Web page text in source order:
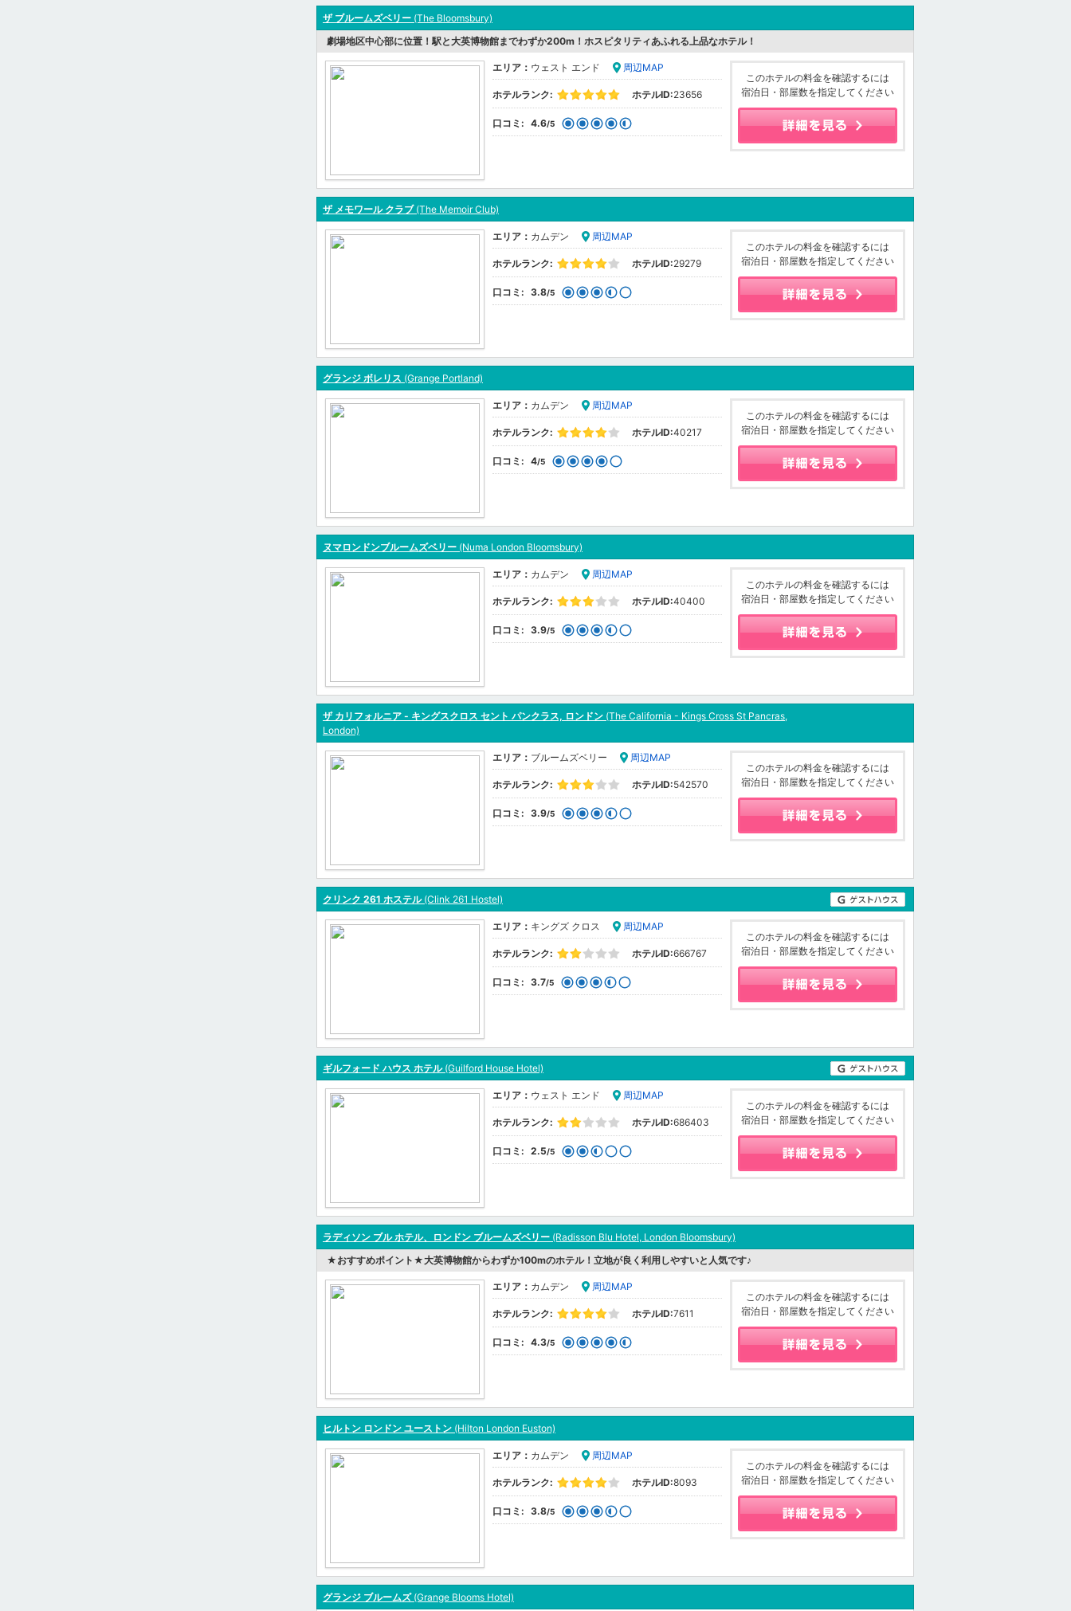
ザ ブルームズベリー (The Bloomsbury)
劇場地区中心部に位置！駅と大英博物館までわずか200m！ホスピタリティあふれる上品なホテル！
エリア： ウェスト エンド 周辺MAP
ホテルランク: ホテルID:23656
口コミ: 4.6/5
このホテルの料金を確認するには
宿泊日・部屋数を指定してください
ザ メモワール クラブ(The Memoir Club)
エリア： カムデン 周辺MAP
ホテルランク: ホテルID:29279
口コミ: 3.8/5
このホテルの料金を確認するには
宿泊日・部屋数を指定してください
グランジ ボレリス (Grange Portland)
エリア： カムデン 周辺MAP
ホテルランク: ホテルID:40217
口コミ: 4/5
このホテルの料金を確認するには
宿泊日・部屋数を指定してください
ヌマロンドンブルームズベリー (Numa London Bloomsbury)
エリア： カムデン 周辺MAP
ホテルランク: ホテルID:40400
口コミ: 3.9/5
このホテルの料金を確認するには
宿泊日・部屋数を指定してください
ザ カリフォルニア - キングスクロス セント パンクラス, ロンドン (The California - Kings Cross St Pancras,
London)
エリア： ブルームズベリー 周辺MAP
ホテルランク: ホテルID:542570
口コミ: 3.9/5
このホテルの料金を確認するには
宿泊日・部屋数を指定してください
クリンク 261 ホステル(Clink 261 Hostel)
エリア： キングズ クロス 周辺MAP
ホテルランク: ホテルID:666767
口コミ: 3.7/5
このホテルの料金を確認するには
宿泊日・部屋数を指定してください
ギルフォード ハウス ホテル(Guilford House Hotel)
エリア： ウェスト エンド 周辺MAP
ホテルランク: ホテルID:686403
口コミ: 2.5/5
このホテルの料金を確認するには
宿泊日・部屋数を指定してください
ラディソン ブル ホテル、ロンドン ブルームズベリー (Radisson Blu Hotel, London Bloomsbury)
★おすすめポイント★大英博物館からわずか100mのホテル！立地が良く利用しやすいと人気です♪
エリア： カムデン 周辺MAP
ホテルランク: ホテルID:7611
口コミ: 4.3/5
このホテルの料金を確認するには
宿泊日・部屋数を指定してください
ヒルトン ロンドン ユーストン (Hilton London Euston)
エリア： カムデン 周辺MAP
ホテルランク: ホテルID:8093
口コミ: 3.8/5
このホテルの料金を確認するには
宿泊日・部屋数を指定してください
グランジ ブルームズ(Grange Blooms Hotel)